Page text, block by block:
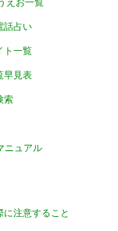
えお一覧
話占い
ト一覧
早見表
索
ニュアル
に注意すること